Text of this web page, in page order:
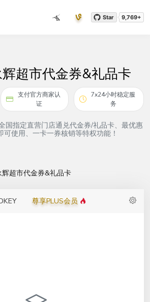
Star 9,769+
超市代金券&礼品卡
支付官方商家认
证
7x24小时稳定服
务
国指定直营门店通兑代金券/礼品卡、最优惠
可使用、一卡一券核销等特权功能！
辉超市代金券&礼品卡
尊享PLUS会员